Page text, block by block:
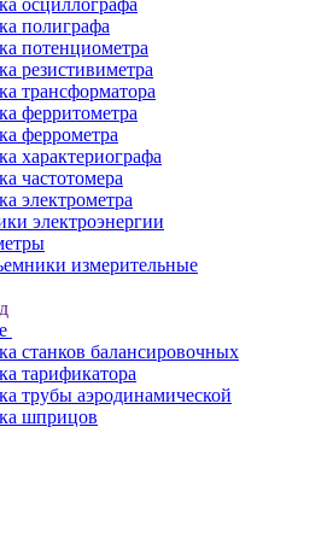
осциллографа
полиграфа
потенциометра
резистивиметра
трансформатора
ферритометра
феррометра
характериографа
частотомера
электрометра
электроэнергии
измерительные
станков балансировочных
тарификатора
трубы аэродинамической
шприцов